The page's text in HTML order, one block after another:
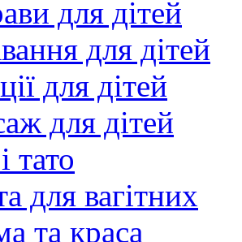
для дітей
для дітей
для дітей
для дітей
тато
для вагітних
та краса